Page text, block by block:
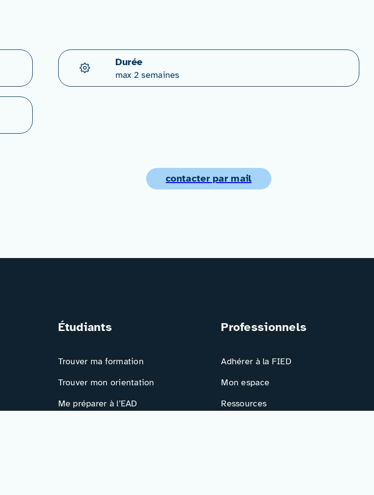
Durée
max 2 semaines
contacter par mail
Étudiants
Trouver ma formation
Trouver mon orientation
Me préparer à l’EAD
Professionnels
Adhérer à la FIED
Mon espace
Ressources